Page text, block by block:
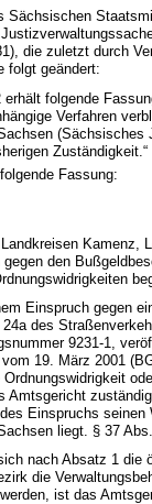
Sächsischen
die zuletzt durch
folgt geändert:
erhält folgende
Verfahren
Zuständigkeit.“
Fassung:
Kamenz,
gegen den
Einspruch gegen
24a des
9231-1,
19. März 2001
Amtsgericht
Einspruchs
liegt. § 37
nach Absatz 1 die
die
ist das